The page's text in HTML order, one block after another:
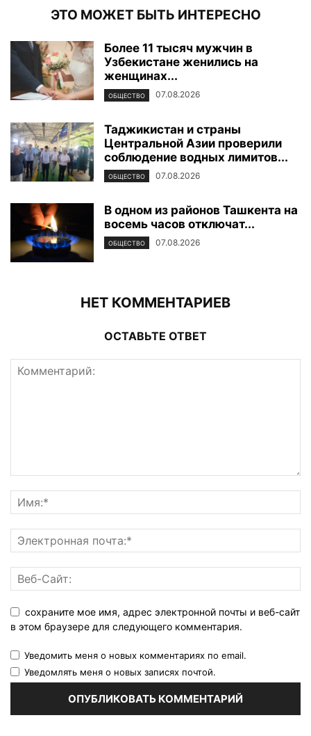
ЭТО МОЖЕТ БЫТЬ ИНТЕРЕСНО
Более 11 тысяч мужчин в
Узбекистане женились на
женщинах...
ОБЩЕСТВО 07.08.2026
Таджикистан и страны
Центральной Азии проверили
соблюдение водных лимитов...
ОБЩЕСТВО 07.08.2026
В одном из районов Ташкента на
восемь часов отключат...
ОБЩЕСТВО 07.08.2026
НЕТ КОММЕНТАРИЕВ
ОСТАВЬТЕ ОТВЕТ
сохраните мое имя, адрес электронной почты и веб-сайт
в этом браузере для следующего комментария.
Уведомить меня о новых комментариях по email.
Уведомлять меня о новых записях почтой.